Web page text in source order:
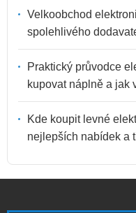
Velkoobchod
spolehlivého
Praktický průvodce
kupovat náplně a jak
Kde koupit levné
nejlepších nabídek a